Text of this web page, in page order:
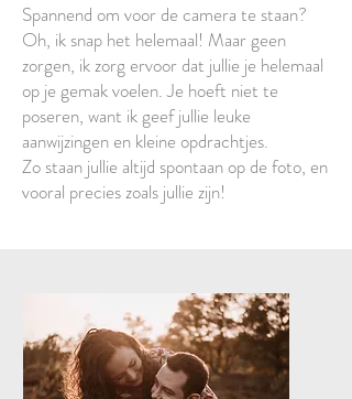
Spannend om voor de camera te staan?
Oh, ik snap het helemaal! Maar geen
zorgen, ik zorg ervoor dat jullie je helemaal
op je gemak voelen. Je hoeft niet te
poseren, want ik geef jullie leuke
aanwijzingen en kleine opdrachtjes.
Zo staan jullie altijd spontaan op de foto, en
vooral precies zoals jullie zijn!